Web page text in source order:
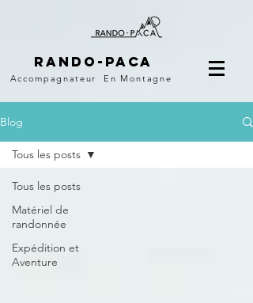
Rando-PACA
Accompagnateur En Montagne
Blog
Tous les posts
Matériel de
randonnée
Expédition et
Aventure
Tous les posts